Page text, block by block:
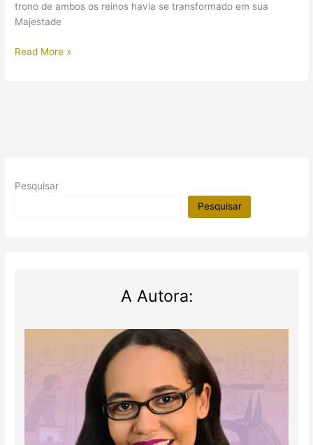
trono de ambos os reinos havia se transformado em sua
Majestade
Um
Read More »
Pesquisar
Pesquisar
A Autora: